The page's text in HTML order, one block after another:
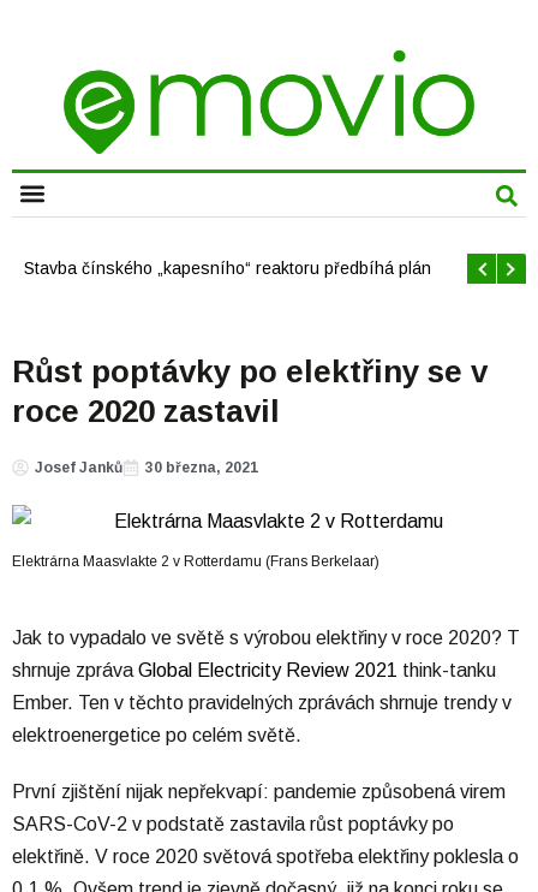
Stavba čínského „kapesního“ reaktoru předbíhá plán
Růst poptávky po elektřiny se v
roce 2020 zastavil
Josef Janků 30 března, 2021
Elektrárna Maasvlakte 2 v Rotterdamu (Frans Berkelaar)
Jak to vypadalo ve světě s výrobou elektřiny v roce 2020? T
shrnuje zpráva Global Electricity Review 2021 think-tanku
Ember. Ten v těchto pravidelných zprávách shrnuje trendy v
elektroenergetice po celém světě.
První zjištění nijak nepřekvapí: pandemie způsobená virem
SARS-CoV-2 v podstatě zastavila růst poptávky po
elektřině. V roce 2020 světová spotřeba elektřiny poklesla o